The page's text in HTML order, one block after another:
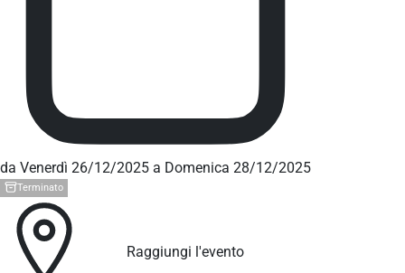
da Venerdì 26/12/2025 a Domenica 28/12/2025
Terminato
Raggiungi l'evento